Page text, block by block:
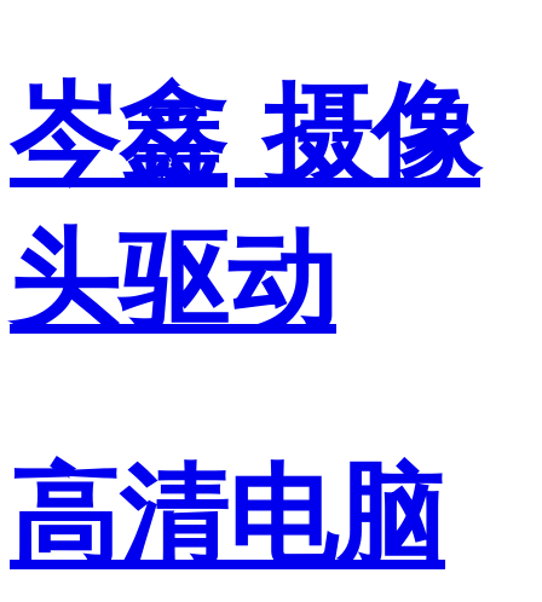
岑鑫 摄像
头驱动
高清电脑